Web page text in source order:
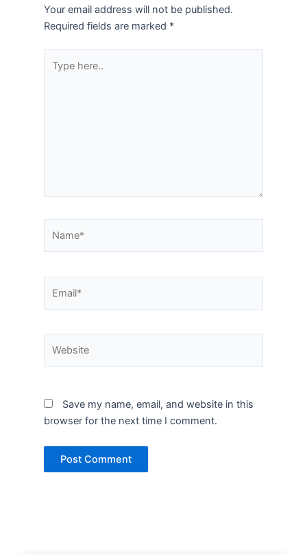
Your email address will not be published.
Required fields are marked *
here..
Save my name, email, and website in this
browser for the next time I comment.